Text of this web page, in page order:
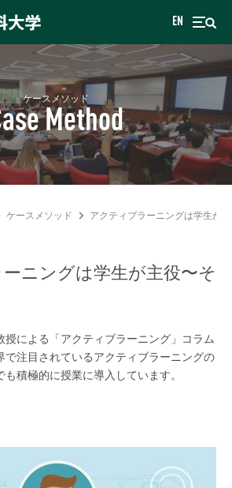
EN
ケースメソッド
Method
ケースメソッド アクティブラーニングは学生が
ニングは学生が主役〜そ
授による「アクティブラーニング」コラム
で注目されているアクティブラーニングの
積極的に授業に導入しています。